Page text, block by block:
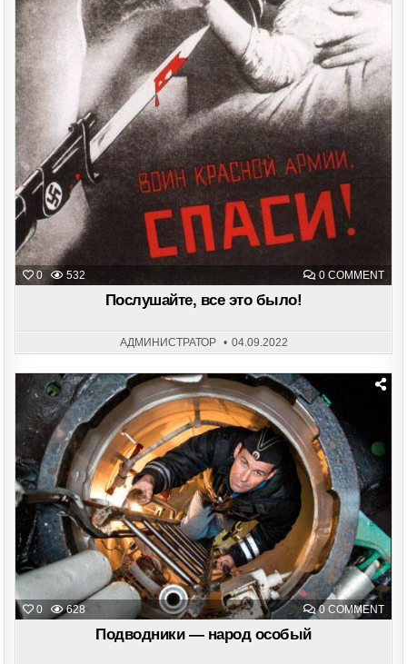
0 532 0 COMMENTON
Послушайте, все это было!
АДМИНИСТРАТОР 04.09.2022
0 628 0 COMMENTON
Posted
in
Подводники — народ особый